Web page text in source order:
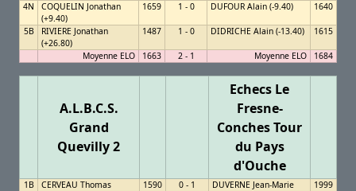
4N
COQUELIN Jonathan
(+9.40)
1659 1 - 0 DUFOUR Alain (-9.40) 1640
5B
RIVIERE Jonathan
(+26.80)
1487 1 - 0 DIDRICHE Alain (-13.40) 1615
Moyenne ELO 1663 2 - 1 Moyenne ELO 1684
A.L.B.C.S.
Grand
Quevilly 2
Echecs Le
Fresne-
Conches Tour
du Pays
d'Ouche
1B CERVEAU Thomas 1590 0 - 1 DUVERNE Jean-Marie
1999